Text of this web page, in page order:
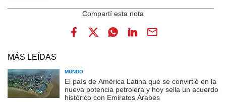
MÁS LEÍDAS
MUNDO
El país de América Latina que se convirtió en la
nueva potencia petrolera y hoy sella un acuerdo
histórico con Emiratos Árabes